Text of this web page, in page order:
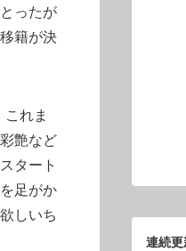
ったが
籍が決
れま
艶など
タート
足がか
しいち
連続